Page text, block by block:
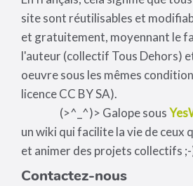
site sont réutilisables et
et gratuitement, moyennant le
l'auteur (collectif Tous Dehors)
oeuvre sous les mêmes
licence CC BY SA).
(>^_^)> Galope sous
un wiki qui facilite la vie de ceux
et animer des projets collectifs
Contactez-nous